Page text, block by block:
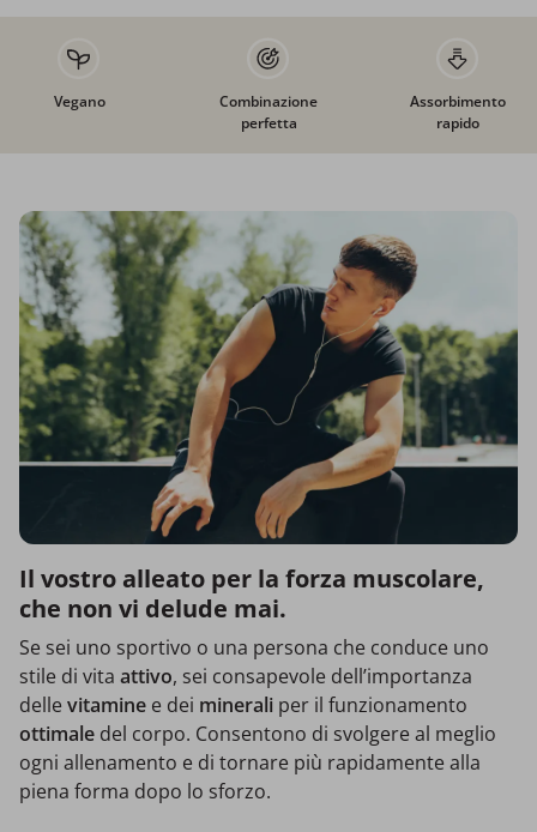
Vegano
Combinazione
perfetta
Assorbimento
rapido
Il vostro alleato per la forza muscolare,
che non vi delude mai.
Se sei uno sportivo o una persona che conduce uno
stile di vita attivo, sei consapevole dell’importanza
delle vitamine e dei minerali per il funzionamento
ottimale del corpo. Consentono di svolgere al meglio
ogni allenamento e di tornare più rapidamente alla
piena forma dopo lo sforzo.